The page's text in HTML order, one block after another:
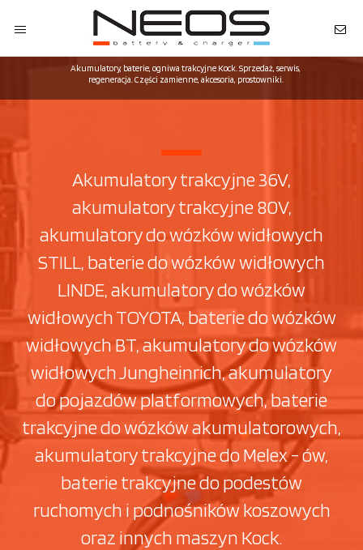
Akumulatory, baterie, ogniwa trakcyjne Kock. Sprzedaż, serwis,
regeneracja. Części zamienne, akcesoria, prostowniki.
Akumulatory trakcyjne 36V,
akumulatory trakcyjne 80V,
akumulatory do wózków widłowych
STILL, baterie do wózków widłowych
LINDE, akumulatory do wózków
widłowych TOYOTA, baterie do wózków
widłowych BT, akumulatory do wózków
widłowych Jungheinrich, akumulatory
do pojazdów platformowych, baterie
trakcyjne do wózków akumulatorowych,
akumulatory trakcyjne do Melex - ów,
baterie trakcyjne do podestów
ruchomych i podnośników koszowych
oraz innych maszyn Kock.